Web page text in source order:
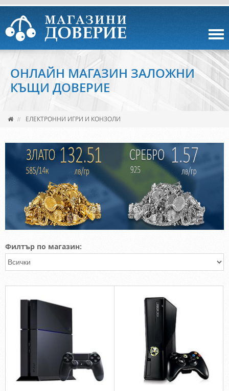
ОНЛАЙН МАГАЗИН ЗАЛОЖНИ
КЪЩИ ДОВЕРИЕ
ЕЛЕКТРОННИ ИГРИ И КОНЗОЛИ
Филтър по магазин: